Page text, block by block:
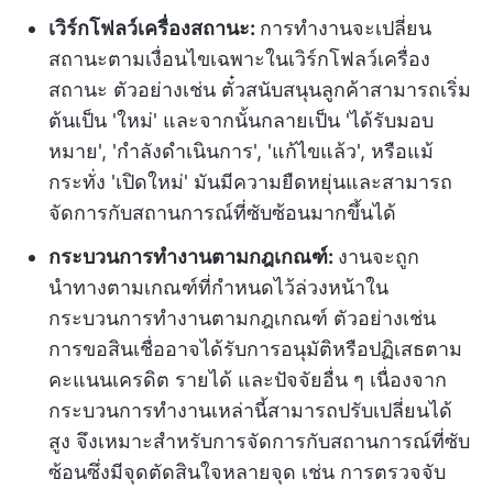
เวิร์กโฟลว์เครื่องสถานะ: การทำงานจะเปลี่ยน
สถานะตามเงื่อนไขเฉพาะในเวิร์กโฟลว์เครื่อง
สถานะ ตัวอย่างเช่น ตั๋วสนับสนุนลูกค้าสามารถเริ่ม
ต้นเป็น 'ใหม่' และจากนั้นกลายเป็น 'ได้รับมอบ
หมาย', 'กำลังดำเนินการ', 'แก้ไขแล้ว', หรือแม้
กระทั่ง 'เปิดใหม่' มันมีความยืดหยุ่นและสามารถ
จัดการกับสถานการณ์ที่ซับซ้อนมากขึ้นได้
กระบวนการทำงานตามกฎเกณฑ์: งานจะถูก
นำทางตามเกณฑ์ที่กำหนดไว้ล่วงหน้าใน
กระบวนการทำงานตามกฎเกณฑ์ ตัวอย่างเช่น
การขอสินเชื่ออาจได้รับการอนุมัติหรือปฏิเสธตาม
คะแนนเครดิต รายได้ และปัจจัยอื่น ๆ เนื่องจาก
กระบวนการทำงานเหล่านี้สามารถปรับเปลี่ยนได้
สูง จึงเหมาะสำหรับการจัดการกับสถานการณ์ที่ซับ
ซ้อนซึ่งมีจุดตัดสินใจหลายจุด เช่น การตรวจจับ